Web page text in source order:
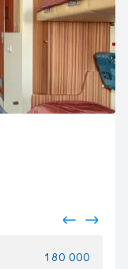
180 000